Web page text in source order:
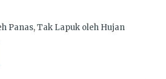
Panas, Tak Lapuk oleh Hujan